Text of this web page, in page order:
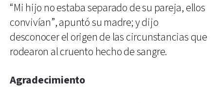
“Mi hijo no estaba separado de su pareja, ellos
convivían”, apuntó su madre; y dijo
desconocer el origen de las circunstancias que
rodearon al cruento hecho de sangre.
Agradecimiento